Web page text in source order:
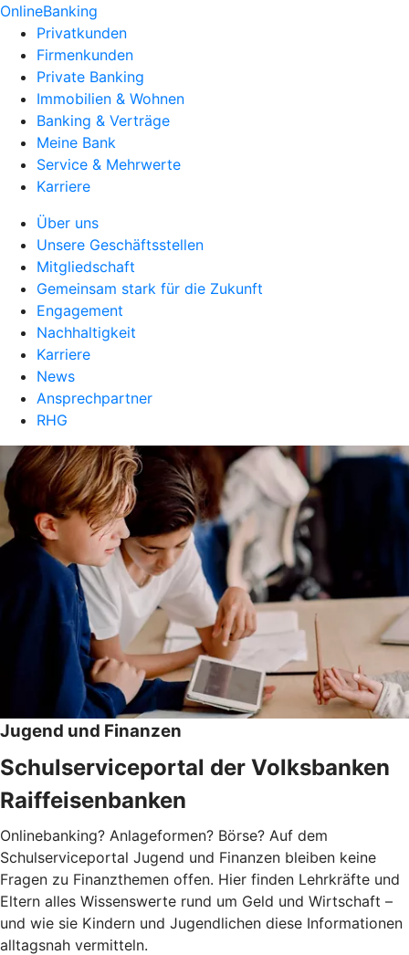
OnlineBanking
Privatkunden
Firmenkunden
Private Banking
Immobilien & Wohnen
Banking & Verträge
Meine Bank
Service & Mehrwerte
Karriere
Über uns
Unsere Geschäftsstellen
Mitgliedschaft
Gemeinsam stark für die Zukunft
Engagement
Nachhaltigkeit
Karriere
News
Ansprechpartner
RHG
Jugend und Finanzen
Schulserviceportal der Volksbanken
Raiffeisenbanken
Onlinebanking? Anlageformen? Börse? Auf dem
Schulserviceportal Jugend und Finanzen bleiben keine
Fragen zu Finanzthemen offen. Hier finden Lehrkräfte und
Eltern alles Wissenswerte rund um Geld und Wirtschaft –
und wie sie Kindern und Jugendlichen diese Informationen
alltagsnah vermitteln.